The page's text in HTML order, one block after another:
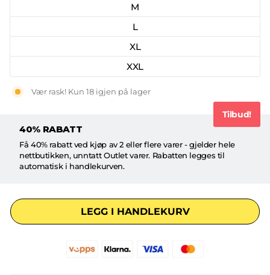
M
L
XL
XXL
Vær rask! Kun 18 igjen på lager
Tilbud!
40% RABATT
Få 40% rabatt ved kjøp av 2 eller flere varer - gjelder hele
nettbutikken, unntatt Outlet varer. Rabatten legges til
automatisk i handlekurven.
LEGG I HANDLEKURV